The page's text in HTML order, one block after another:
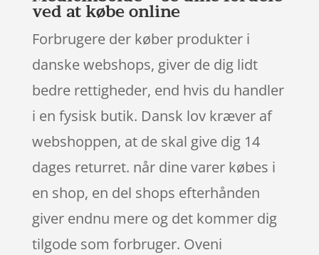
ved at købe online
Forbrugere der køber produkter i
danske webshops, giver de dig lidt
bedre rettigheder, end hvis du handler
i en fysisk butik. Dansk lov kræver af
webshoppen, at de skal give dig 14
dages returret. når dine varer købes i
en shop, en del shops efterhånden
giver endnu mere og det kommer dig
tilgode som forbruger. Oveni